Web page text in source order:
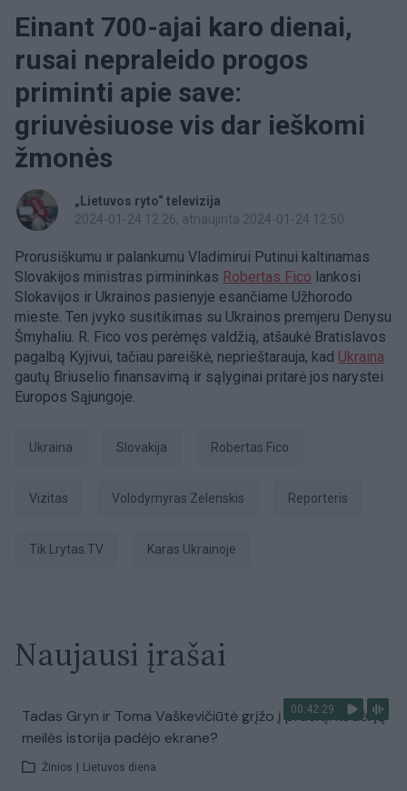
Einant 700-ajai karo dienai,
rusai nepraleido progos
priminti apie save:
griuvėsiuose vis dar ieškomi
žmonės
„Lietuvos ryto“ televizija
2024-01-24 12:26, atnaujinta 2024-01-24 12:50
Prorusiškumu ir palankumu Vladimirui Putinui kaltinamas
Slovakijos ministras pirmininkas Robertas Fico lankosi
Slokavijos ir Ukrainos pasienyje esančiame Užhorodo
mieste. Ten įvyko susitikimas su Ukrainos premjeru Denysu
Šmyhaliu. R. Fico vos perėmęs valdžią, atšaukė Bratislavos
pagalbą Kyjivui, tačiau pareiškė, neprieštarauja, kad Ukraina
gautų Briuselio finansavimą ir sąlyginai pritarė jos narystei
Europos Sąjungoje.
Ukraina Slovakija Robertas Fico
vizitas Volodymyras Zelenskis Reporteris
tik Lrytas.TV karas Ukrainoje
Naujausi įrašai
00:42:29
Tadas Gryn ir Toma Vaškevičiūtė grįžo į praeitį: kodėl jų
meilės istorija padėjo ekrane?
Žinios Lietuvos diena